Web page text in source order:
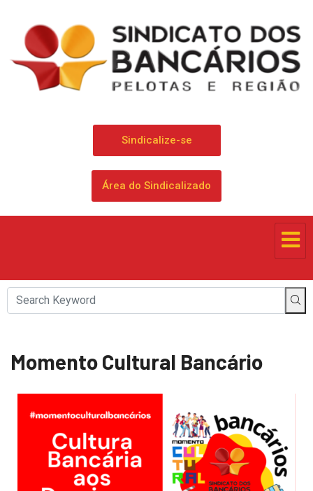
Sindicalize-se
Área do Sindicalizado
Momento Cultural Bancário